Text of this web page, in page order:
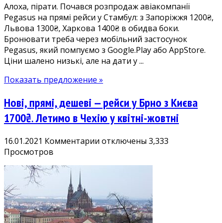
Харкова
1400₴.
Багато
дат,
є
Новий
Алоха, пірати. Почався розпродаж авіакомпанії
Pegasus на прямі рейси у Стамбул: з Запоріжжя 1200₴,
Львова 1300₴, Харкова 1400₴ в обидва боки.
Бронювати треба через мобільний застосунок
Pegasus, який помпуємо з Google.Play або AppStore.
Ціни шалено низькі, але на дати у ...
Показать предложение »
Нові, прямі, дешеві — рейси у Брно з Києва
1700₴. Летимо в Чехію у квітні-жовтні
16.01.2021 Комментарии к
—
рейси
у
отключены 3,333
Просмотров